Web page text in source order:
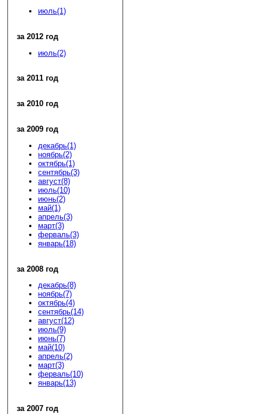
июль(1)
за 2012 год
июль(2)
за 2011 год
за 2010 год
за 2009 год
декабрь(1)
ноябрь(2)
октябрь(1)
сентябрь(3)
август(8)
июль(10)
июнь(2)
май(1)
апрель(3)
март(3)
ферваль(3)
январь(18)
за 2008 год
декабрь(8)
ноябрь(7)
октябрь(4)
сентябрь(14)
август(12)
июль(9)
июнь(7)
май(10)
апрель(2)
март(3)
ферваль(10)
январь(13)
за 2007 год